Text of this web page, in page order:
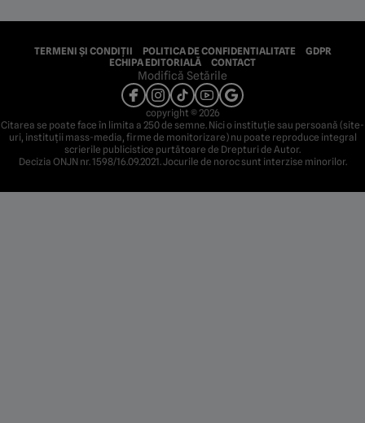
TERMENI ȘI CONDIȚII POLITICA DE CONFIDENTIALITATE
GDPR
ECHIPA EDITORIALĂ
CONTACT
Modifică Setările
copyright © 2026
Citarea se poate face în limita a 250 de semne. Nici o instituţie sau persoană (site-
uri, instituţii mass-media, firme de monitorizare) nu poate reproduce integral
scrierile publicistice purtătoare de Drepturi de Autor.
Decizia ONJN nr. 1598/16.09.2021. Jocurile de noroc sunt interzise minorilor.